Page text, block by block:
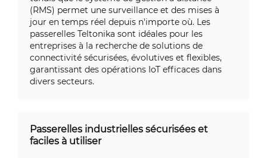
(RMS) permet une surveillance et des mises à
jour en temps réel depuis n'importe où. Les
passerelles Teltonika sont idéales pour les
entreprises à la recherche de solutions de
connectivité sécurisées, évolutives et flexibles,
garantissant des opérations IoT efficaces dans
divers secteurs.
Passerelles industrielles sécurisées et
faciles à utiliser